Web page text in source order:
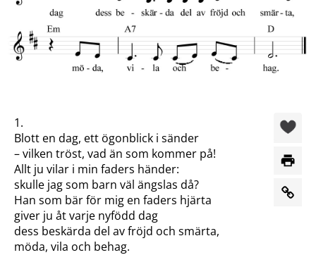
1.
Blott en dag, ett ögonblick i sänder
– vilken tröst, vad än som kommer på!
Allt ju vilar i min faders händer:
skulle jag som barn väl ängslas då?
Han som bär för mig en faders hjärta
giver ju åt varje nyfödd dag
dess beskärda del av fröjd och smärta,
möda, vila och behag.